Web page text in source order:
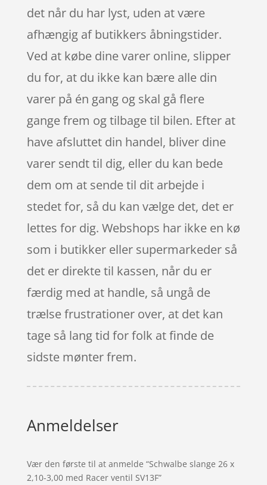
det når du har lyst, uden at være
afhængig af butikkers åbningstider.
Ved at købe dine varer online, slipper
du for, at du ikke kan bære alle din
varer på én gang og skal gå flere
gange frem og tilbage til bilen. Efter at
have afsluttet din handel, bliver dine
varer sendt til dig, eller du kan bede
dem om at sende til dit arbejde i
stedet for, så du kan vælge det, det er
lettes for dig. Webshops har ikke en kø
som i butikker eller supermarkeder så
det er direkte til kassen, når du er
færdig med at handle, så ungå de
trælse frustrationer over, at det kan
tage så lang tid for folk at finde de
sidste mønter frem.
Anmeldelser
Vær den første til at anmelde “Schwalbe slange 26 x
2,10-3,00 med Racer ventil SV13F”